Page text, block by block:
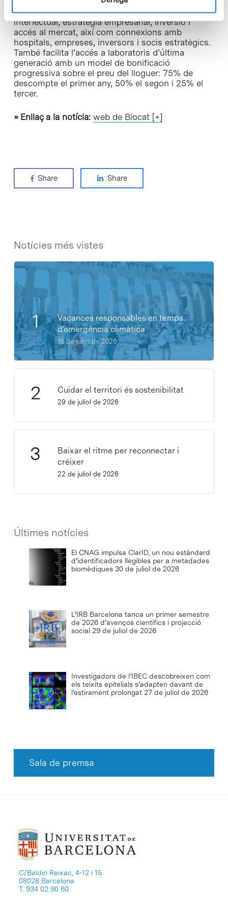
suport regulador, assessorament en propietat
intel·lectual, estratègia empresarial, inversió i
accés al mercat, així com connexions amb
hospitals, empreses, inversors i socis estratègics.
També facilita l’accés a laboratoris d’última
generació amb un model de bonificació
progressiva sobre el preu del lloguer: 75% de
descompte el primer any, 50% el segon i 25% el
tercer.
» Enllaç a la notícia: web de Biocat [+]
Share Share
Notícies més vistes
Vacances responsables en temps
d’emergència climàtica
15 de juliol de 2026
Cuidar el territori és sostenibilitat
29 de juliol de 2026
Baixar el ritme per reconnectar i
créixer
22 de juliol de 2026
Últimes notícies
El CNAG impulsa ClarID, un nou estàndard
d’identificadors llegibles per a metadades
biomèdiques 30 de juliol de 2026
L’IRB Barcelona tanca un primer semestre
de 2026 d’avenços científics i projecció
social 29 de juliol de 2026
Investigadors de l’IBEC descobreixen com
els teixits epitelials s’adapten davant de
l’estirament prolongat 27 de juliol de 2026
Sala de premsa
C/Baldiri Reixac, 4-12 i 15
08028 Barcelona
T. 934 02 90 60